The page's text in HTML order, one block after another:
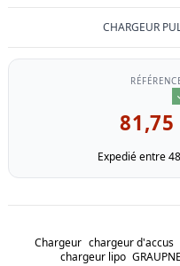
CHARGEUR
81,75
Expedié entre
Chargeur chargeur d'accus
chargeur lipo